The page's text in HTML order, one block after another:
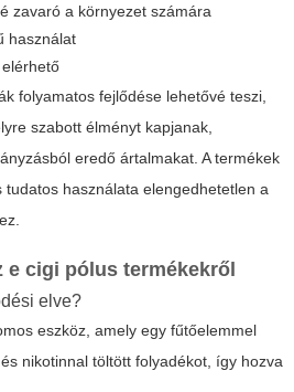
zavaró a környezet számára
használat
folyamatos fejlődése lehetővé teszi,
szabott élményt kapjanak,
eredő ártalmakat. A termékek
használata elengedhetetlen a
e cigi pólus termékekről
elve?
eszköz, amely egy fűtőelemmel
nikotinnal töltött folyadékot, így hozva